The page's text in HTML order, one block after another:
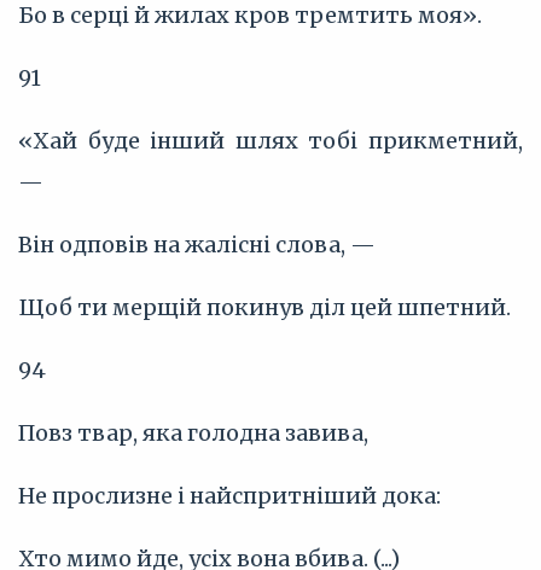
Бо в серці й жилах кров тремтить моя».
91
«Хай буде інший шлях тобі прикметний,
—
Він одповів на жалісні слова, —
Щоб ти мерщій покинув діл цей шпетний.
94
Повз твар, яка голодна завива,
Не прослизне і найспритніший дока:
Хто мимо йде, усіх вона вбива. (...)